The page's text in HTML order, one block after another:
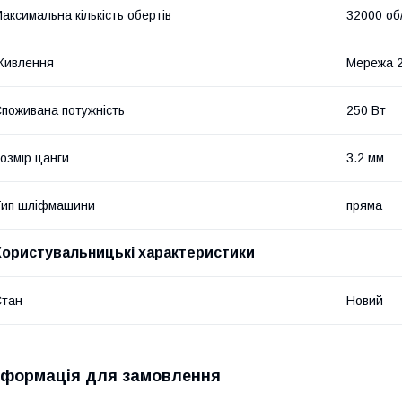
кількість обертів 32000
Мережа
потужність 250 Вт
цанги 3.2 мм
шліфмашини пряма
характеристики
Новий
для замовлення